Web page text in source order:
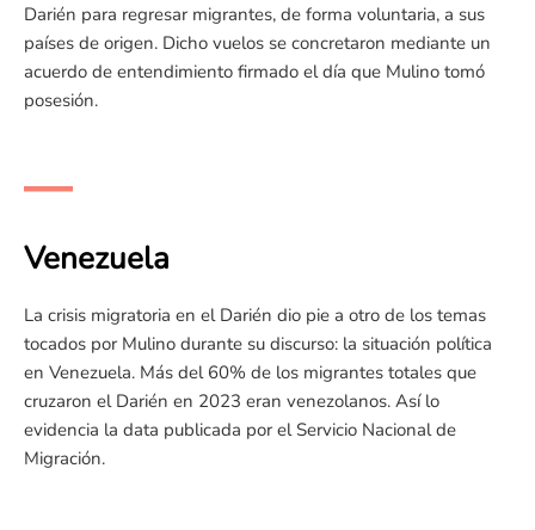
Darién para regresar migrantes, de forma voluntaria, a sus
países de origen. Dicho vuelos se concretaron mediante un
acuerdo de entendimiento firmado el día que Mulino tomó
posesión.
Venezuela
La crisis migratoria en el Darién dio pie a otro de los temas
tocados por Mulino durante su discurso: la situación política
en Venezuela. Más del 60% de los migrantes totales que
cruzaron el Darién en 2023 eran venezolanos. Así lo
evidencia la data publicada por el Servicio Nacional de
Migración.